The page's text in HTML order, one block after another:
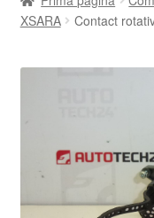
A lua legatura
Despre noi
Finalizare comandă
XSARA
Contact